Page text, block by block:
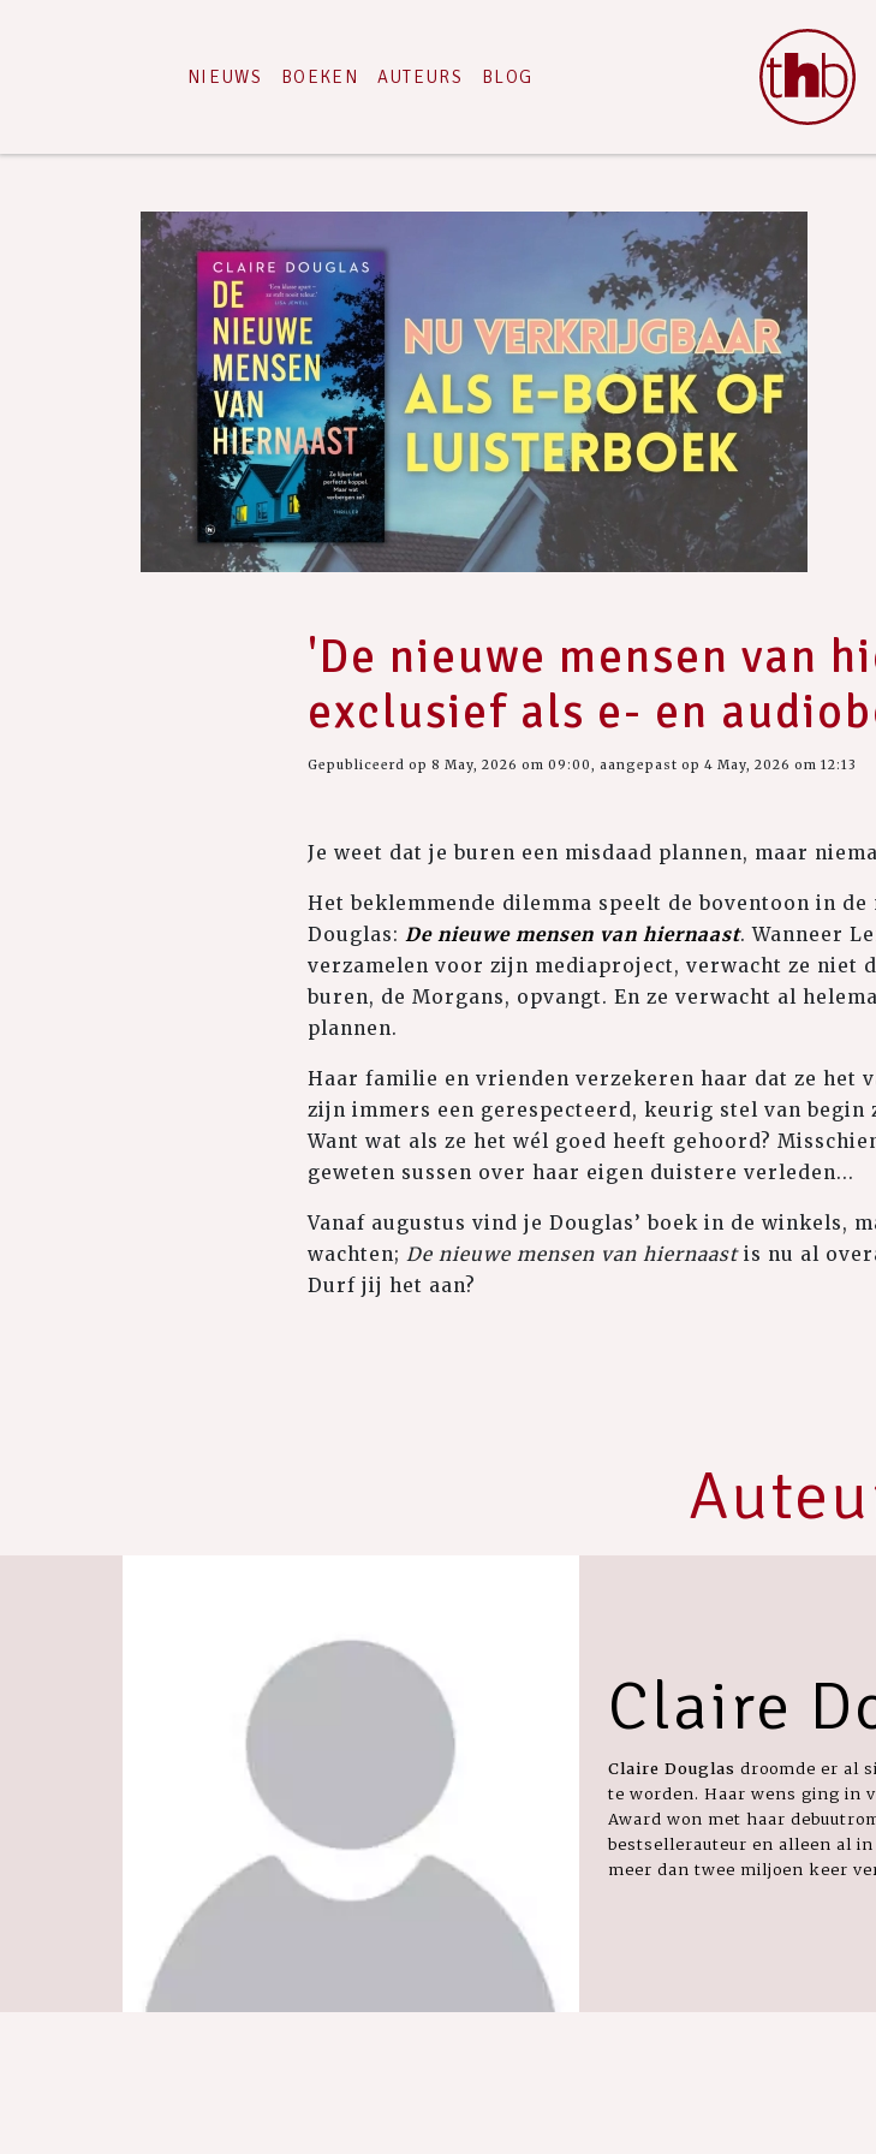
NIEUWS BOEKEN AUTEURS BLOG
'De nieuwe mensen van
exclusief als e- en
Gepubliceerd op 8 May, 2026 om 09:00, aangepast op 4 May, 2026 om 12:13
Je weet dat je buren een misdaad plannen, maar
Het beklemmende dilemma speelt de boventoon in
Douglas: De nieuwe mensen van hiernaast. Wanneer
verzamelen voor zijn mediaproject, verwacht ze niet
buren, de Morgans, opvangt. En ze verwacht al
plannen.
Haar familie en vrienden verzekeren haar dat ze het
zijn immers een gerespecteerd, keurig stel van begin
Want wat als ze het wél goed heeft gehoord?
geweten sussen over haar eigen duistere verleden...
Vanaf augustus vind je Douglas’ boek in de winkels,
wachten; De nieuwe mensen van hiernaastis nu al
Durf jij het aan?
Claire
Claire Douglas droomde er al
te worden. Haar wens ging in
Award won met haar
bestsellerauteur en alleen al
meer dan twee miljoen keer